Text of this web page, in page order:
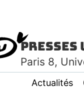
Paris 8,
Actualités